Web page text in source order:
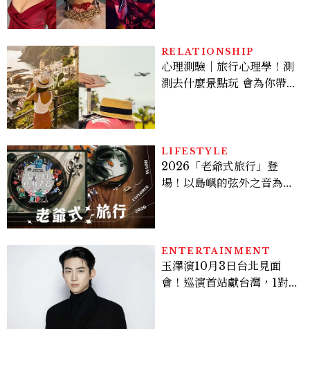
RELATIONSHIP
心理測驗｜旅行心理學！測
測去什麼景點玩 會為你帶來
LIFESTYLE
2026「老爺式旅行」登
場！以島嶼的弦外之音為
ENTERTAINMENT
玉澤演10月3日台北見面
會！巡演首站獻台灣，1對1